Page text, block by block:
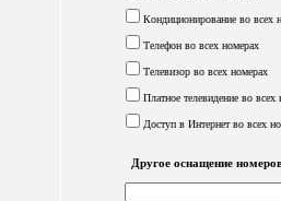
Кондиционирование во всех
Телефон во всех номерах
Телевизор во всех номерах
Платное телевидение во всех
Доступ в Интернет во всех
Другое оснащение